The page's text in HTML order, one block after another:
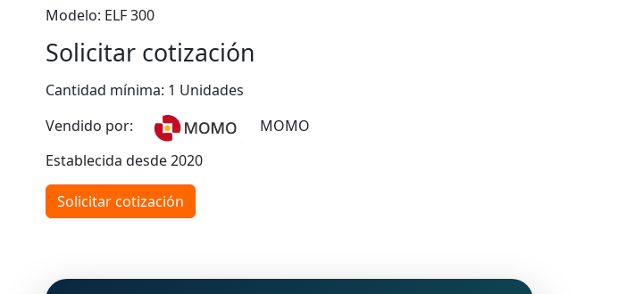
Modelo: ELF 300
Solicitar cotización
Cantidad mínima: 1 Unidades
Vendido por:
MOMO
Establecida desde 2020
Solicitar cotización